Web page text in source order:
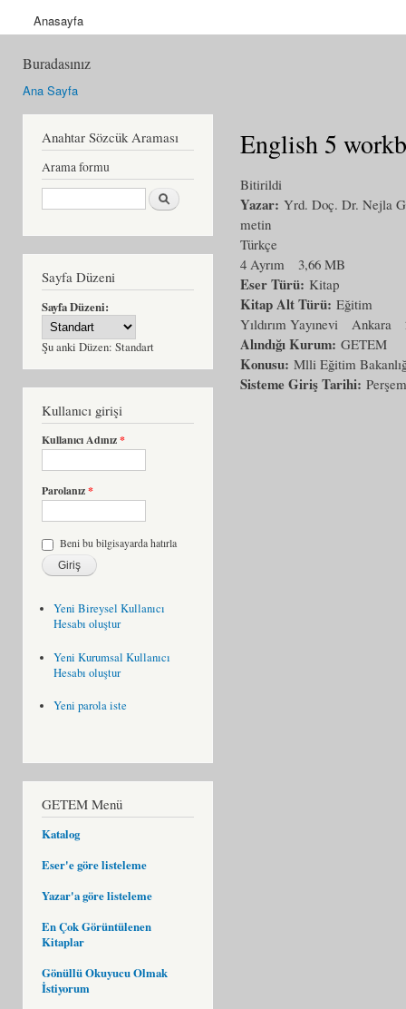
Anasayfa
Buradasınız
Ana Sayfa
Anahtar Sözcük Araması
Arama formu
Ara
Sayfa Düzeni
Sayfa Düzeni:
Şu anki Düzen: Standart
Kullanıcı girişi
Kullanıcı Adınız*
Parolanız*
Beni bu bilgisayarda hatırla
Yeni Bireysel Kullanıcı
Hesabı oluştur
Yeni Kurumsal Kullanıcı
Hesabı oluştur
Yeni parola iste
GETEM Menü
Katalog
Eser'e göre listeleme
Yazar'a göre listeleme
En Çok Görüntülenen
Kitaplar
Gönüllü Okuyucu Olmak
İstiyorum
English 5
Bitirildi
Yazar: Yrd. Doç. Dr. Nejla
metin
Türkçe
4 Ayrım
3,66 MB
Eser Türü: Kitap
Kitap Alt Türü: Eğitim
Yıldırım Yayınevi
Ankara
Alındığı Kurum: GETEM
Konusu: Mlli Eğitim
Sisteme Giriş Tarihi: